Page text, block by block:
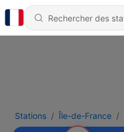
Stations Île-de-France